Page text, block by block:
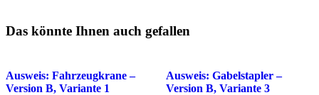
Das könnte Ihnen auch gefallen
Ausweis: Fahrzeugkrane –
Version B, Variante 1
Ausweis: Gabelstapler –
Version B, Variante 3